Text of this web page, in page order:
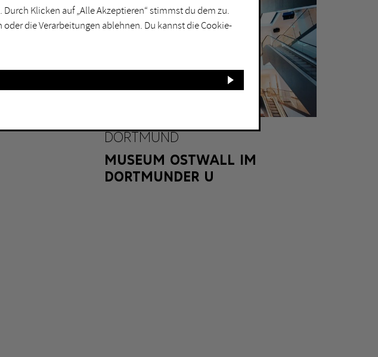
DORTMUND
MUSEUM OSTWALL IM
DORTMUNDER U
Klicken auf „Alle Akzeptieren“ stimmst du dem zu.
die Verarbeitungen ablehnen. Du kannst die Cookie-